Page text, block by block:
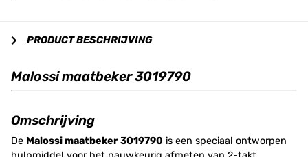
PRODUCT BESCHRIJVING
Malossi maatbeker 3019790
Omschrijving
De Malossi maatbeker 3019790 is een speciaal ontworpen